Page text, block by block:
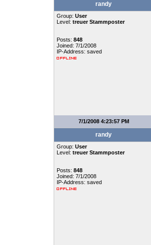
randy
Group: User
Level: treuer Stammposter
Posts: 848
Joined: 7/1/2008
IP-Address: saved
7/1/2008 4:23:57 PM
randy
Group: User
Level: treuer Stammposter
Posts: 848
Joined: 7/1/2008
IP-Address: saved